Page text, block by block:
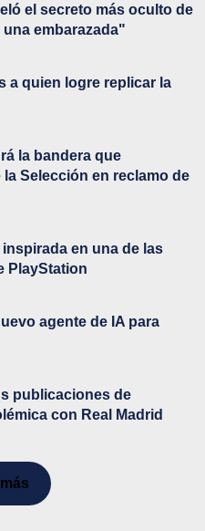
el secreto más oculto de
embarazada"
a quien logre replicar la
la bandera que
Selección en reclamo de
en una de las
PlayStation
agente de IA para
publicaciones de
con Real Madrid